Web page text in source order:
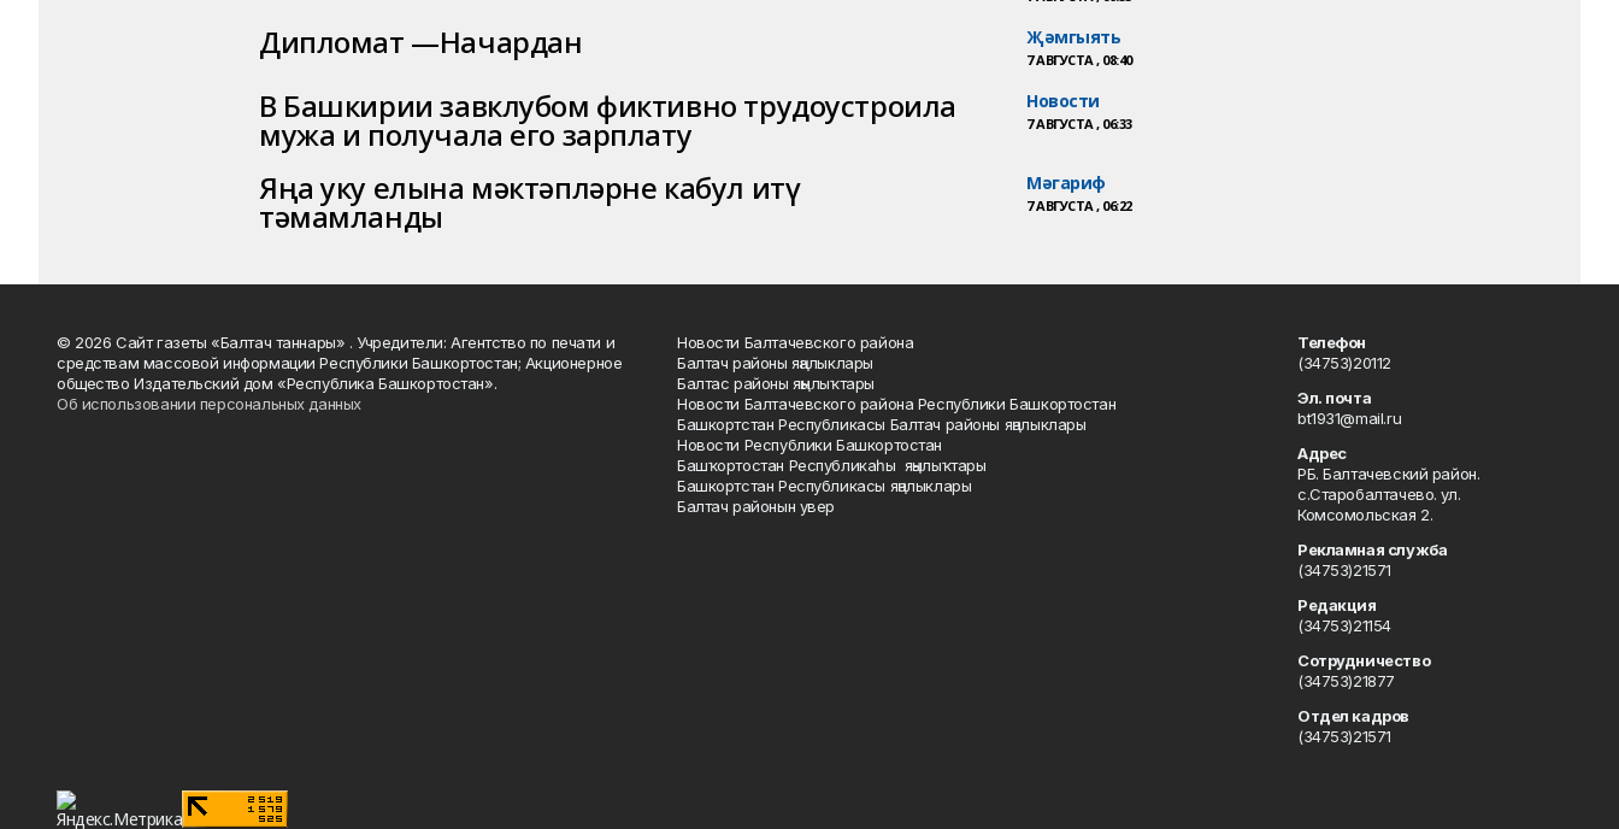
Дипломат —Начардан Җәмгыять
7 АВГУСТА , 08:40
В Башкирии завклубом фиктивно трудоустроила
мужа и получала его зарплату
Новости
7 АВГУСТА , 06:33
Яңа уку елына мәктәпләрне кабул итү
тәмамланды
Мәгариф
7 АВГУСТА , 06:22
© 2026 Сайт газеты «Балтач таннары» . Учредители: Агентство по печати и
средствам массовой информации Республики Башкортостан; Акционерное
общество Издательский дом «Республика Башкортостан».
Об использовании персональных данных
Новости Балтачевского района
Балтач районы яңалыклары
Балтас районы яңылыҡтары
Новости Балтачевского района Республики Башкортостан
Башкортстан Республикасы Балтач районы яңалыклары
Новости Республики Башкортостан
Башҡортостан Республикаһы яңылыҡтары
Башкортстан Республикасы яңалыклары
Балтач районын увер
Телефон
(34753)20112
Эл. почта
bt1931@mail.ru
Адрес
РБ. Балтачевский район.
с.Старобалтачево. ул.
Комсомольская 2.
Рекламная служба
(34753)21571
Редакция
(34753)21154
Сотрудничество
(34753)21877
Отдел кадров
(34753)21571